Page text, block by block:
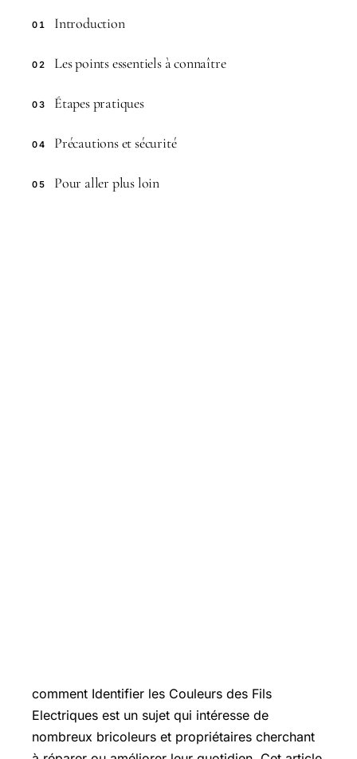
01 Introduction
02 Les points essentiels à connaître
03 Étapes pratiques
04 Précautions et sécurité
05 Pour aller plus loin
comment Identifier les Couleurs des Fils
Electriques est un sujet qui intéresse de
nombreux bricoleurs et propriétaires cherchant